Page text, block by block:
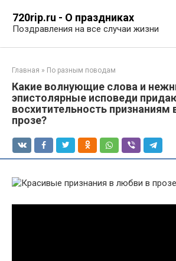
контенту
720rip.ru - О праздниках
Поздравления на все случаи жизни
Главная » По разным поводам
Какие волнующие слова и
эпистолярные исповеди
восхитительность признаниям
прозе?